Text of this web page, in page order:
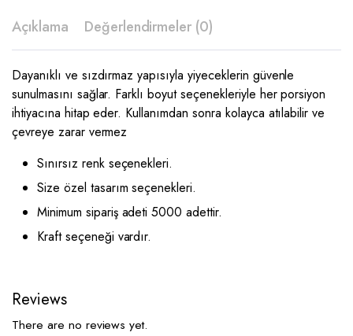
Açıklama Değerlendirmeler (0)
Dayanıklı ve sızdırmaz yapısıyla yiyeceklerin güvenle
sunulmasını sağlar. Farklı boyut seçenekleriyle her porsiyon
ihtiyacına hitap eder. Kullanımdan sonra kolayca atılabilir ve
çevreye zarar vermez
Sınırsız renk seçenekleri.
Size özel tasarım seçenekleri.
Minimum sipariş adeti 5000 adettir.
Kraft seçeneği vardır.
Reviews
There are no reviews yet.